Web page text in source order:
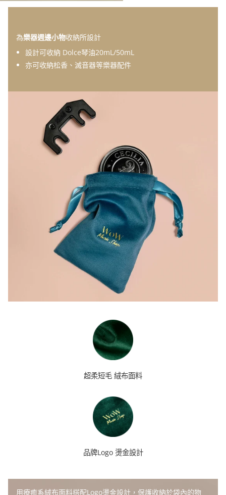
為樂器週邊小物收納所設計
設計可收納 Dolce琴油20mL/50mL
亦可收納松香、滅音器等樂器配件
超柔短毛 絨布面料
品牌Logo 燙金設計
用療癒系絨布面料搭配Logo燙金設計，保護收納於袋內的物